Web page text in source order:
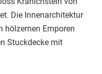
Die Innenarchitektur
hölzernen Emporen
Stuckdecke mit